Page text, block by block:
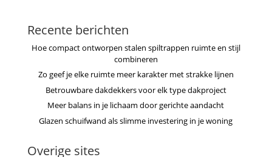
Recente berichten
Hoe compact ontworpen stalen spiltrappen ruimte en stijl
combineren
Zo geef je elke ruimte meer karakter met strakke lijnen
Betrouwbare dakdekkers voor elk type dakproject
Meer balans in je lichaam door gerichte aandacht
Glazen schuifwand als slimme investering in je woning
Overige sites